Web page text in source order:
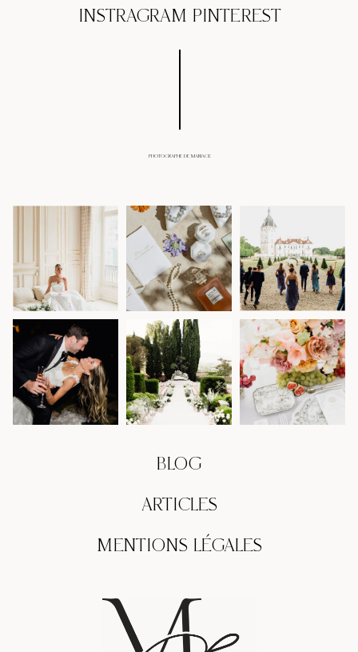
INSTRAGRAM PINTEREST
PHOTOGRAPHE DE MARIAGE
BLOG
ARTICLES
MENTIONS LÉGALES